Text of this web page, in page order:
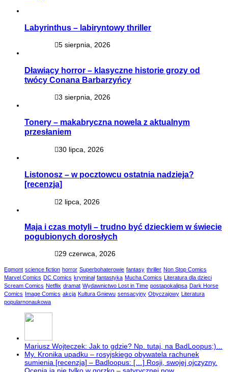
Labyrinthus – labiryntowy thriller
5 sierpnia, 2026
Dławiący horror – klasyczne historie grozy od
twócy Conana Barbarzyńcy
3 sierpnia, 2026
Tonery – makabryczna nowela z aktualnym
przesłaniem
30 lipca, 2026
Listonosz – w pocztowcu ostatnia nadzieja?
[recenzja]
2 lipca, 2026
Maja i czas motyli – trudno być dzieckiem w świecie
pogubionych dorosłych
29 czerwca, 2026
Egmont science fiction horror Superbohaterowie fantasy thriller Non Stop Comics
Marvel Comics DC Comics kryminał fantastyka Mucha Comics
Literatura dla dzieci
Scream Comics Netflix dramat Wydawnictwo Lost in Time postapokalipsa Dark Horse
Comics
Image Comics akcja Kultura Gniewu sensacyjny Obyczajowy
Literatura
popularnonaukowa
Mariusz Wojteczek: Jak to gdzie? Np. tutaj, na BadLoopus;)...
My. Kronika upadku – rosyjskiego obywatela rachunek
sumienia [recenzja] – Badloopus: […] Rosji, swojej ojczyzny.